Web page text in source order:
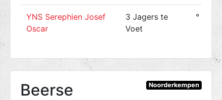
YNS Serephien Josef
Oscar
3 Jagers te
Voet
°
Beerse Noorderkempen